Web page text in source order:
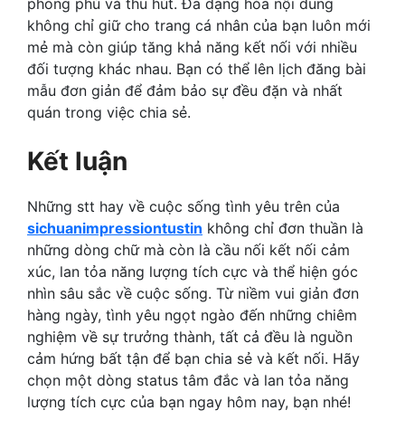
không chỉ giữ cho trang cá nhân của bạn luôn mới
mẻ mà còn giúp tăng khả năng kết nối với nhiều
đối tượng khác nhau. Bạn có thể lên lịch đăng bài
mẫu đơn giản để đảm bảo sự đều đặn và nhất
quán trong việc chia sẻ.
Kết luận
Những stt hay về cuộc sống tình yêu trên của
sichuanimpressiontustin không chỉ đơn thuần là
những dòng chữ mà còn là cầu nối kết nối cảm
xúc, lan tỏa năng lượng tích cực và thể hiện góc
nhìn sâu sắc về cuộc sống. Từ niềm vui giản đơn
hàng ngày, tình yêu ngọt ngào đến những chiêm
nghiệm về sự trưởng thành, tất cả đều là nguồn
cảm hứng bất tận để bạn chia sẻ và kết nối. Hãy
chọn một dòng status tâm đắc và lan tỏa năng
lượng tích cực của bạn ngay hôm nay, bạn nhé!